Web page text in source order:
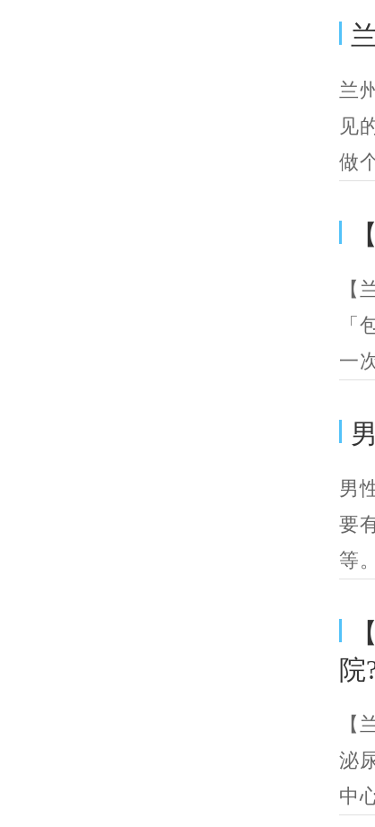
兰
见
做
【
「
一
男
要
等
院
【
泌
中